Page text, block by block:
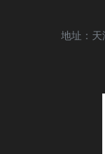
地址：